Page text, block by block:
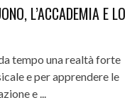
L’ACCADEMIA E LO
tempo una realtà forte
e per apprendere le
e ...